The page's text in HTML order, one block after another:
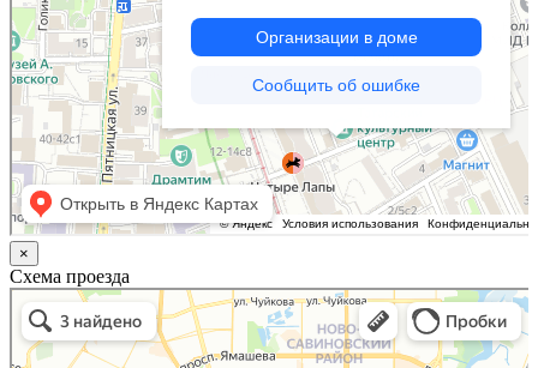
×
Схема проезда
Казань
Малый Татарский переулок, 8 на карте Москвы, ближайшее метро Новокузнецкая —
Яндекс.Карты